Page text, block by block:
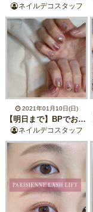
ネイルデコスタッフ
2021年01月10日(日)
【明日まで】BPでお買い物したらネイルデコバイアヴィでクーポン貰える♪【お年玉】
ネイルデコスタッフ